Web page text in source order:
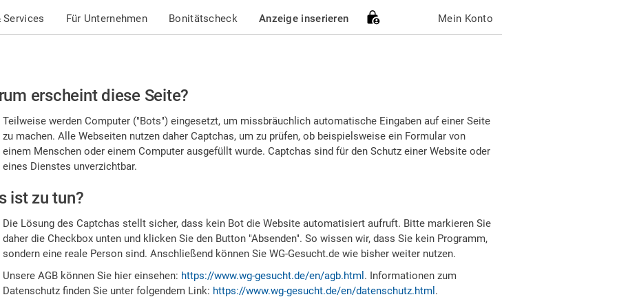
Services Für Unternehmen Bonitätscheck Anzeige inserieren Mein Konto
erscheint diese Seite?
Teilweise werden Computer ("Bots") eingesetzt, um missbräuchlich automatische Eingaben auf einer Seite
zu machen. Alle Webseiten nutzen daher Captchas, um zu prüfen, ob beispielsweise ein Formular von
einem Menschen oder einem Computer ausgefüllt wurde. Captchas sind für den Schutz einer Website oder
eines Dienstes unverzichtbar.
ist zu tun?
Die Lösung des Captchas stellt sicher, dass kein Bot die Website automatisiert aufruft. Bitte markieren Sie
daher die Checkbox unten und klicken Sie den Button "Absenden". So wissen wir, dass Sie kein Programm,
sondern eine reale Person sind. Anschließend können Sie WG-Gesucht.de wie bisher weiter nutzen.
Unsere AGB können Sie hier einsehen: https://www.wg-gesucht.de/en/agb.html . Informationen zum
Datenschutz finden Sie unter folgendem Link: https://www.wg-gesucht.de/en/datenschutz.html .